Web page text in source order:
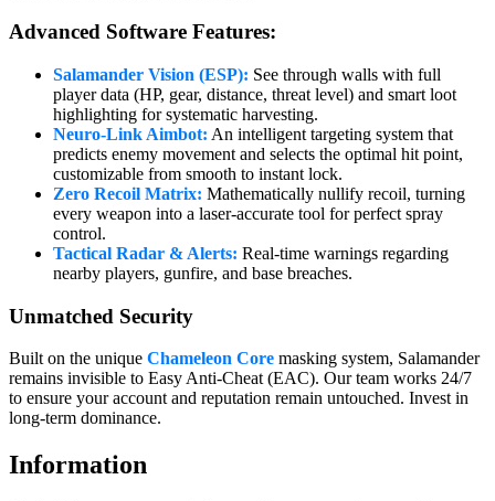
Advanced Software Features:
Salamander Vision (ESP): See through walls with full
player data (HP, gear, distance, threat level) and smart loot
highlighting for systematic harvesting.
Neuro-Link Aimbot: An intelligent targeting system that
predicts enemy movement and selects the optimal hit point,
customizable from smooth to instant lock.
Zero Recoil Matrix: Mathematically nullify recoil, turning
every weapon into a laser-accurate tool for perfect spray
control.
Tactical Radar & Alerts: Real-time warnings regarding
nearby players, gunfire, and base breaches.
Unmatched Security
Built on the unique Chameleon Core masking system, Salamander
remains invisible to Easy Anti-Cheat (EAC). Our team works 24/7
to ensure your account and reputation remain untouched. Invest in
long-term dominance.
Information